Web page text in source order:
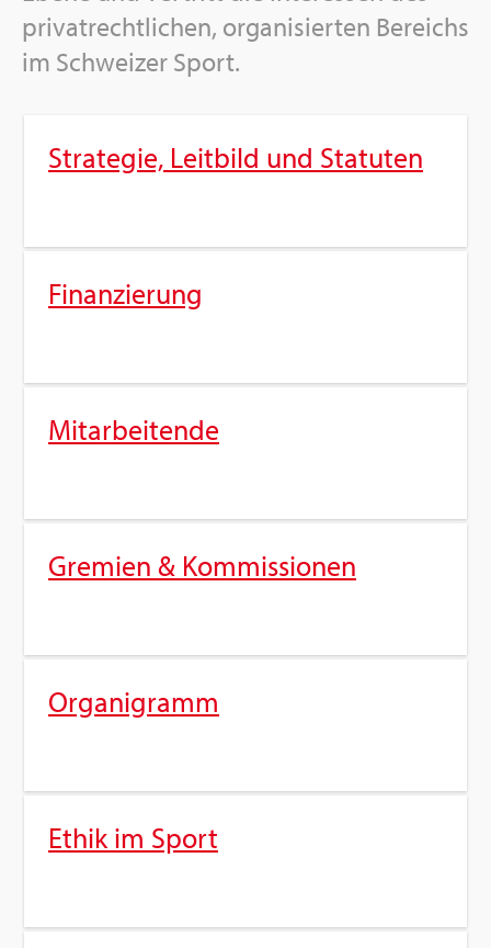
pri­vat­recht­li­chen, or­ga­ni­sier­ten Be­reichs
im Schwei­zer Sport.
Stra­te­gie, Leit­bild und Sta­tu­ten
Fi­nan­zie­rung
Mit­ar­bei­ten­de
Gre­mi­en & Kom­mis­sio­nen
Or­ga­ni­gramm
Ethik im Sport